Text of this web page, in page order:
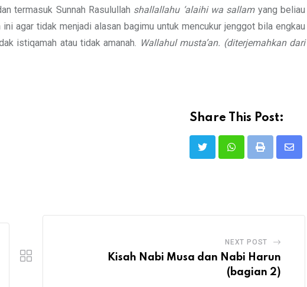
termasuk Sunnah Rasulullah shallallahu ‘alaihi wa sallamyang beliau
agar tidak menjadi alasan bagimu untuk mencukur jenggot bila engkau
istiqamah atau tidak amanah. Wallahul musta’an. (diterjemahkan dari
Share This Post:
Print
Share
NEXT POST
Kisah Nabi Musa dan Nabi Harun
(bagian 2)